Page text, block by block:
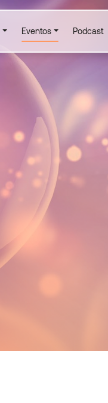
Eventos Podcast